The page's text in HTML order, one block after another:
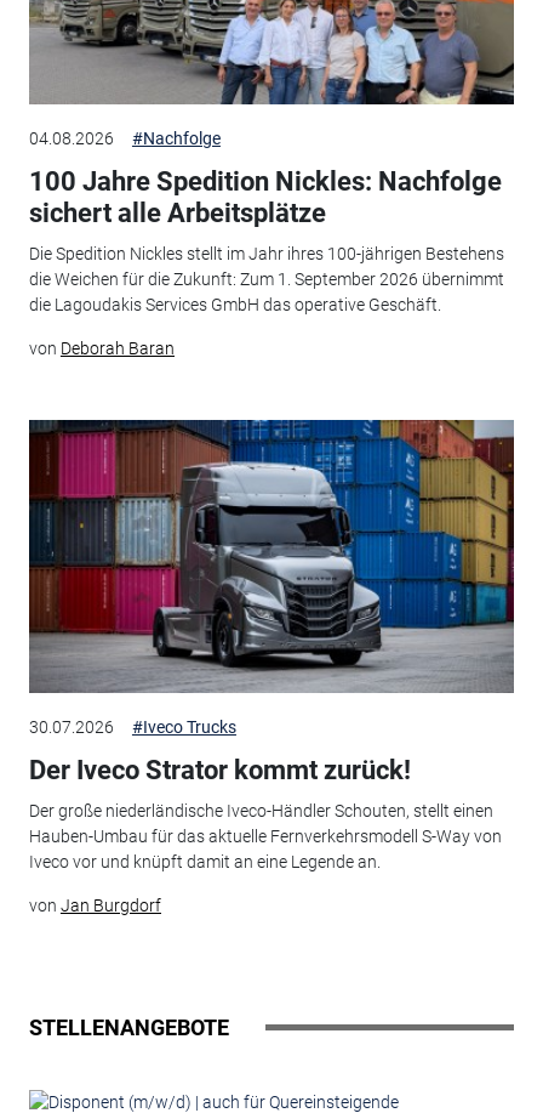
04.08.2026 #Nachfolge
100 Jahre Spedition Nickles: Nachfolge
sichert alle Arbeitsplätze
Die Spedition Nickles stellt im Jahr ihres 100-jährigen Bestehens
die Weichen für die Zukunft: Zum 1. September 2026 übernimmt
die Lagoudakis Services GmbH das operative Geschäft.
von Deborah Baran
30.07.2026 #Iveco Trucks
Der Iveco Strator kommt zurück!
Der große niederländische Iveco-Händler Schouten, stellt einen
Hauben-Umbau für das aktuelle Fernverkehrsmodell S-Way von
Iveco vor und knüpft damit an eine Legende an.
von Jan Burgdorf
STELLENANGEBOTE